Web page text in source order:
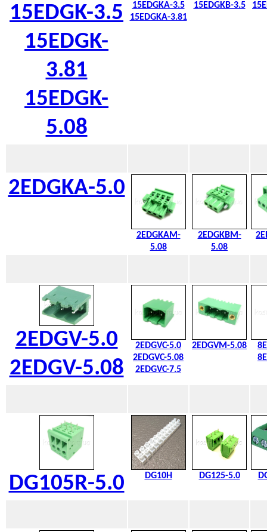
15EDGK-3.5
15EDGK-
3.81
15EDGK-
5.08
15EDGKA-3.5
15EDGKA-3.81
15EDGKB-3.5
2EDGKA-5.0
2EDGKAM-
5.08
2EDGKBM-
5.08
2EDGV-5.0
2EDGV-5.08
2EDGVC-5.0
2EDGVC-5.08
2EDGVC-7.5
2EDGVM-5.08
DG105R-5.0 DG10H DG125-5.0